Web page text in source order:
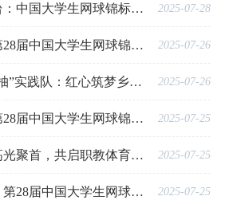
标赛及中国高校 “校长杯” 网球赛首次落户江西 2025-07-28
高职院校组）暨第23届中国高校“校长杯”网球比赛开幕式举行 2025-07-26
红心筑梦乡野间，柚香浸润振兴路 2025-07-26
职院校组)及第23届中国高校“校长杯”网球比赛(高职院校组)开幕 2025-07-25
聚首，共启职教体育盛会 2025-07-25
院校组）及第23届中国高校“校长杯”网球比赛（高职院校组）隆重开幕 2025-07-25